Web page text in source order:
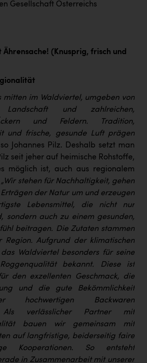
Gesellschaft Österreichs
(Knusprig, frisch und
mitten im Waldviertel, umgeben von
Landschaft und zahlreichen,
und Feldern. Tradition,
und frische, gesunde Luft prägen
Johannes Pilz. Deshalb setzt man
seit jeher auf heimische Rohstoffe,
möglich ist, auch aus regionalem
„Wir stehen für Nachhaltigkeit, gehen
der Natur um und erzeugen
Lebensmittel, die nicht nur
sondern auch zu einem gesunden,
beitragen. Die Zutaten stammen
Region. Aufgrund der klimatischen
Waldviertel besonders für seine
bekannt. Diese ist
den exzellenten Geschmack, die
und die gute Bekömmlichkeit
hochwertigen Backwaren
Als verlässlicher Partner mit
bauen wir gemeinsam mit
auf langfristige, beiderseitig faire
Kooperationen. So entsteht
in Zusammenarbeit mit unserer